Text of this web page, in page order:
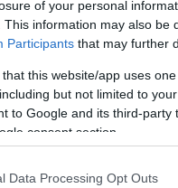
of your personal
This information may also be
Participants that may further
that this website/app uses
but not limited to
to Google and its third-
consent section.
Data Processing Opt Outs